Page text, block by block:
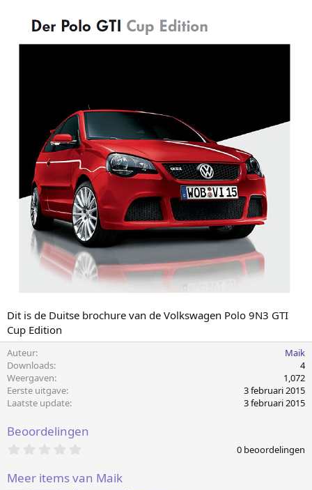
Dit is de Duitse brochure van de Volkswagen Polo 9N3 GTI
Cup Edition
Auteur
Maik
Downloads
4
Weergaven
1,072
Eerste uitgave
3 februari 2015
Laatste update
3 februari 2015
Beoordelingen
0
0 beoordelingen
Meer items van Maik